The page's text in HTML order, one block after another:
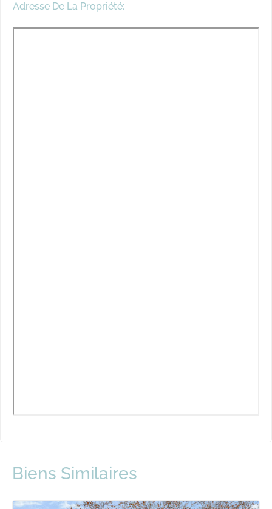
Adresse De La Propriété:
Biens Similaires